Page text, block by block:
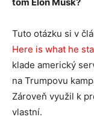
Tuto otázku si v
Here is what he
klade americký
na Trumpovu
Zároveň využil k
vlastní.